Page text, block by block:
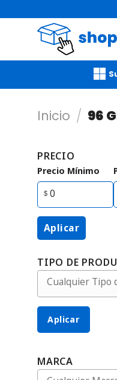
Inicio / 96
PRECIO
Precio Mínimo
Aplicar
TIPO DE
Aplicar
MARCA